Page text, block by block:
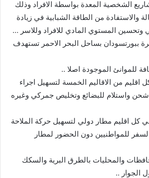
الشخصية المعدة بواسطة الافراد وذلك
والاستفادة من الطاقة الشبابية في زيادة
وتحسين المستوي المادي للافراد وللاسر …
ببورتسودان بساحل البحر الاحمر تستهدف
للموانئ الموجودة اصلا ..
اقليم من الاقاليم الخمسة لتسهيل اجراء
شحن واستلام للبضائع وتخليص جمركي وغيره
كل اقليم مطار دولي لتسهيل حركة الملاحة
للمواطنيين دون الحضور لمطار
والمحليات بالطرق البرية والسكك
الجوار ..